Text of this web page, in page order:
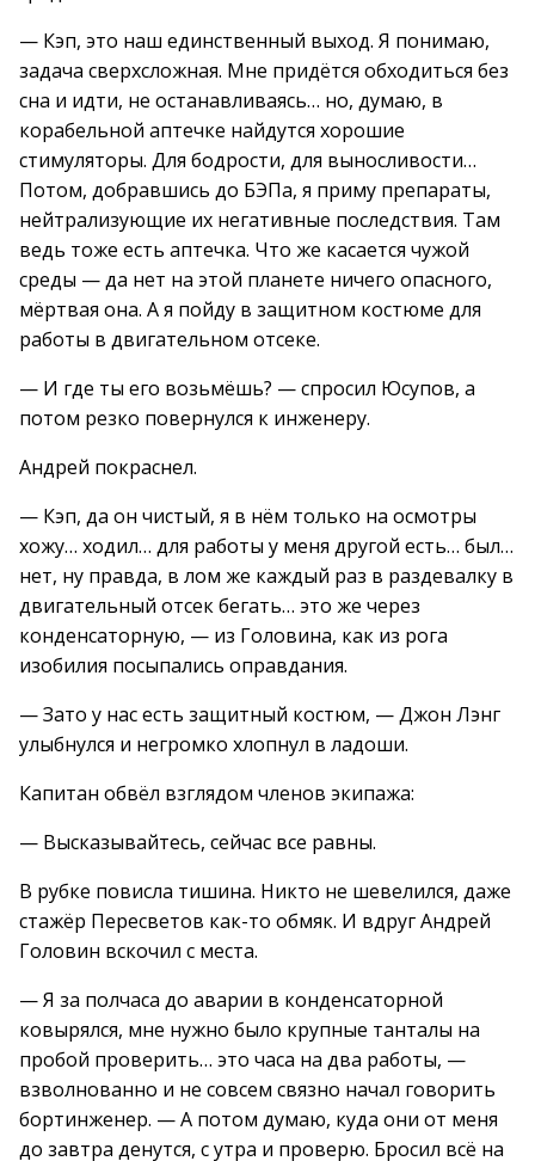
— Кэп, это наш единственный выход. Я понимаю,
задача сверхсложная. Мне придётся обходиться без
сна и идти, не останавливаясь… но, думаю, в
корабельной аптечке найдутся хорошие
стимуляторы. Для бодрости, для выносливости…
Потом, добравшись до БЭПа, я приму препараты,
нейтрализующие их негативные последствия. Там
ведь тоже есть аптечка. Что же касается чужой
среды — да нет на этой планете ничего опасного,
мёртвая она. А я пойду в защитном костюме для
работы в двигательном отсеке.
— И где ты его возьмёшь? — спросил Юсупов, а
потом резко повернулся к инженеру.
Андрей покраснел.
— Кэп, да он чистый, я в нём только на осмотры
хожу… ходил… для работы у меня другой есть… был…
нет, ну правда, в лом же каждый раз в раздевалку в
двигательный отсек бегать… это же через
конденсаторную, — из Головина, как из рога
изобилия посыпались оправдания.
— Зато у нас есть защитный костюм, — Джон Лэнг
улыбнулся и негромко хлопнул в ладоши.
Капитан обвёл взглядом членов экипажа:
— Высказывайтесь, сейчас все равны.
В рубке повисла тишина. Никто не шевелился, даже
стажёр Пересветов как-то обмяк. И вдруг Андрей
Головин вскочил с места.
— Я за полчаса до аварии в конденсаторной
ковырялся, мне нужно было крупные танталы на
пробой проверить… это часа на два работы, —
взволнованно и не совсем связно начал говорить
бортинженер. — А потом думаю, куда они от меня
до завтра денутся, с утра и проверю. Бросил всё на